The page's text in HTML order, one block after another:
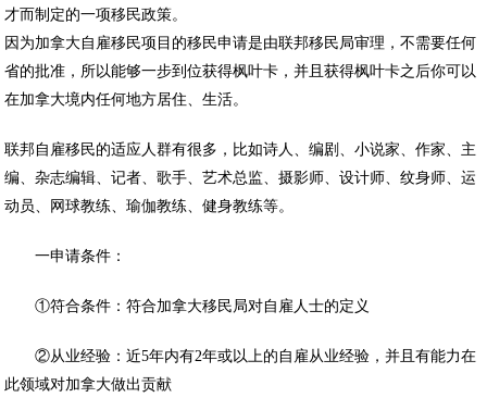
才而制定的一项移民政策。
因为加拿大自雇移民项目的移民申请是由联邦移民局审理，不需要任何
省的批准，所以能够一步到位获得枫叶卡，并且获得枫叶卡之后你可以
在加拿大境内任何地方居住、生活。
联邦自雇移民的适应人群有很多，比如诗人、编剧、小说家、作家、主
编、杂志编辑、记者、歌手、艺术总监、摄影师、设计师、纹身师、运
动员、网球教练、瑜伽教练、健身教练等。
一申请条件：
①符合条件：符合加拿大移民局对自雇人士的定义
②从业经验：近5年内有2年或以上的自雇从业经验，并且有能力在
此领域对加拿大做出贡献